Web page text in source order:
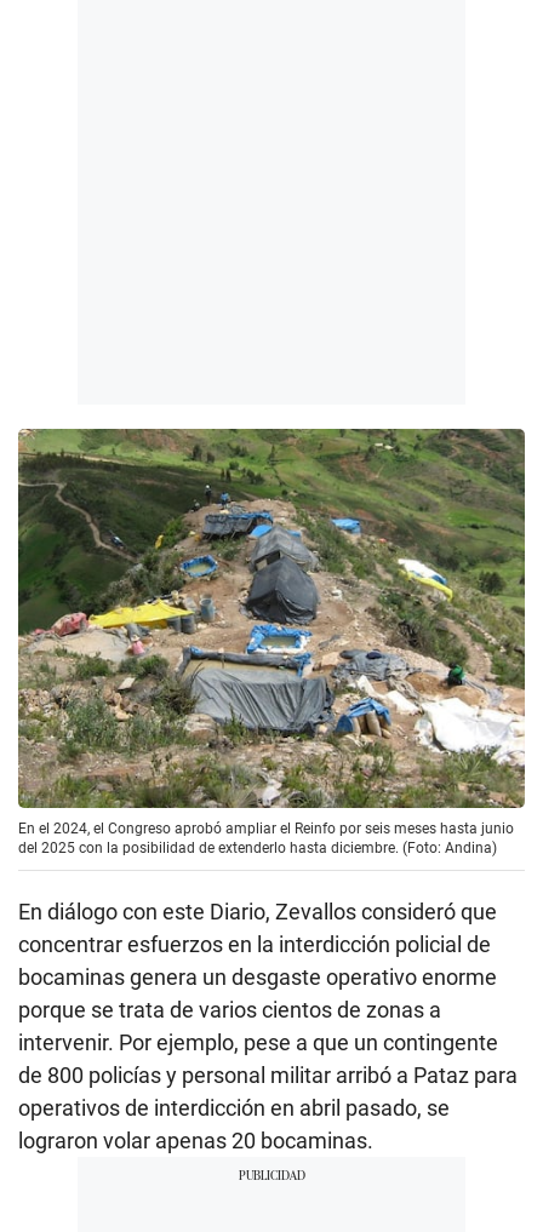
En el 2024, el Congreso aprobó ampliar el Reinfo por seis meses hasta junio
del 2025 con la posibilidad de extenderlo hasta diciembre. (Foto: Andina)
En diálogo con este Diario, Zevallos consideró que
concentrar esfuerzos en la interdicción policial de
bocaminas genera un desgaste operativo enorme
porque se trata de varios cientos de zonas a
intervenir. Por ejemplo, pese a que un contingente
de 800 policías y personal militar arribó a Pataz para
operativos de interdicción en abril pasado, se
lograron volar apenas 20 bocaminas.